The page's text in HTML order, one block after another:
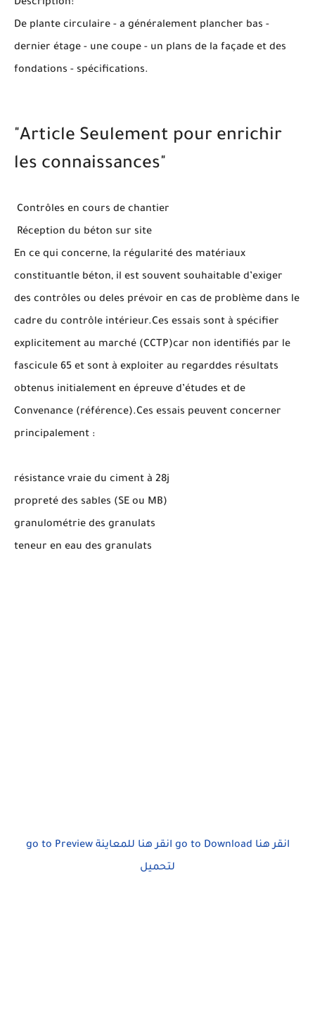
Description:
De plante circulaire - a généralement plancher bas -
dernier étage - une coupe - un plans de la façade et des
fondations - spécifications.
"Article Seulement pour enrichir
les connaissances"
Contrôles en cours de chantier
Réception du béton sur site
En ce qui concerne, la régularité des matériaux
constituantle béton, il est souvent souhaitable d’exiger
des contrôles ou deles prévoir en cas de problème dans le
cadre du contrôle intérieur.Ces essais sont à spécifier
explicitement au marché (CCTP)car non identifiés par le
fascicule 65 et sont à exploiter au regarddes résultats
obtenus initialement en épreuve d’études et de
Convenance (référence).Ces essais peuvent concerner
principalement :
résistance vraie du ciment à 28j
propreté des sables (SE ou MB)
granulométrie des granulats
teneur en eau des granulats
go to Preview انقر هنا للمعاينة go to Download انقر هنا
لتحميل